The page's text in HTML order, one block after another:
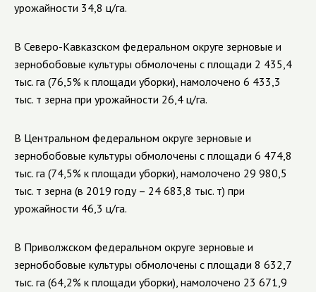
урожайности 34,8 ц/га.
В Северо-Кавказском федеральном округе зерновые и
зернобобовые культуры обмолочены с площади 2 435,4
тыс. га (76,5% к площади уборки), намолочено 6 433,3
тыс. т зерна при урожайности 26,4 ц/га.
В Центральном федеральном округе зерновые и
зернобобовые культуры обмолочены с площади 6 474,8
тыс. га (74,5% к площади уборки), намолочено 29 980,5
тыс. т зерна (в 2019 году – 24 683,8 тыс. т) при
урожайности 46,3 ц/га.
В Приволжском федеральном округе зерновые и
зернобобовые культуры обмолочены с площади 8 632,7
тыс. га (64,2% к площади уборки), намолочено 23 671,9